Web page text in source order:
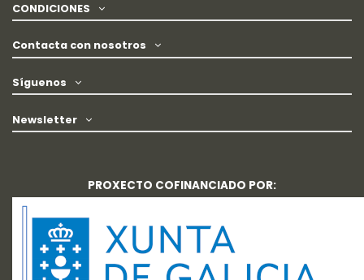
CONDICIONES
Contacta con nosotros
Síguenos
Newsletter
PROXECTO COFINANCIADO POR: